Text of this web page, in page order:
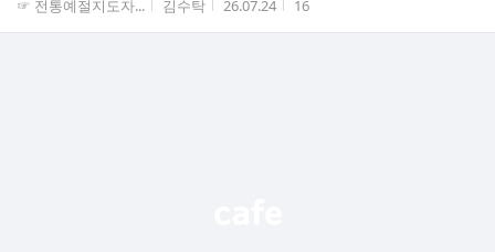
게시판명
☞ 전통예절지도자... 작성자
김수탁 작성시간
26.07.24 조회수
16